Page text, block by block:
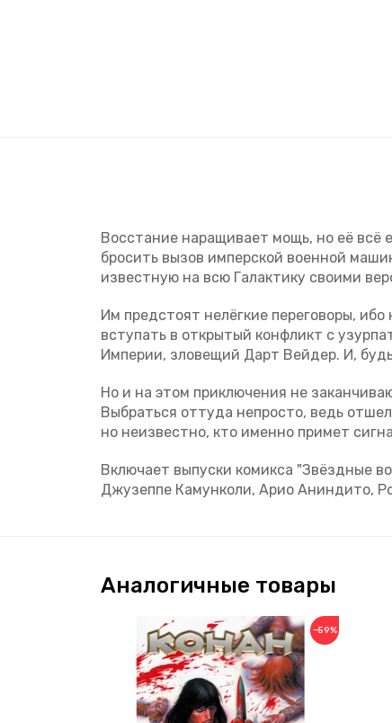
Восстание наращивает мощь, но её всё
бросить вызов имперской военной
известную на всю Галактику своими
Им предстоят нелёгкие переговоры,
вступать в открытый конфликт с
Империи, зловещий Дарт Вейдер. И,
Но и на этом приключения не
Выбраться оттуда непросто, ведь
но неизвестно, кто именно примет
Включает выпуски комикса "Звёздные
Джузеппе Камунколи, Арио Аниндито,
Аналогичные товары
−59%